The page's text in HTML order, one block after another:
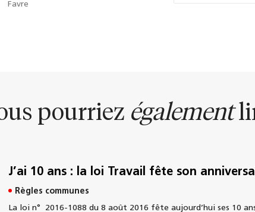
pourriez également
J’ai 10 ans : la loi Travail fête son
Règles communes
La loi n° 2016-1088 du 8 août 2016 fête aujourd’hui ses 10